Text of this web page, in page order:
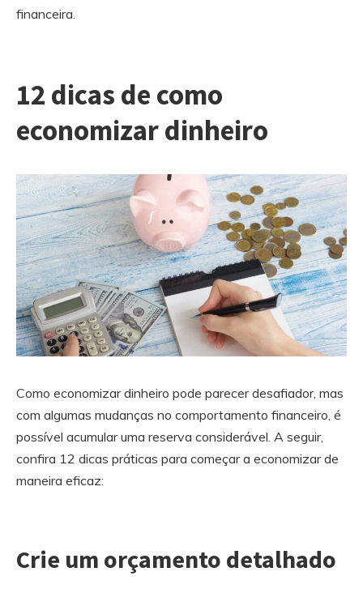
financeira.
12 dicas de como
economizar dinheiro
Como economizar dinheiro pode parecer desafiador, mas
com algumas mudanças no comportamento financeiro, é
possível acumular uma reserva considerável. A seguir,
confira 12 dicas práticas para começar a economizar de
maneira eficaz:
Crie um orçamento detalhado